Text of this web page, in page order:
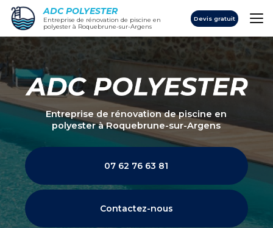
Aller
contenu
principal
ADC POLYESTER
Entreprise de rénovation de piscine en
polyester à Roquebrune-sur-Argens
Devis gratuit
Entreprise de rénovation de piscine en
polyesterà Roquebrune-sur-Argens
07 62 76 63 81
Contactez-nous